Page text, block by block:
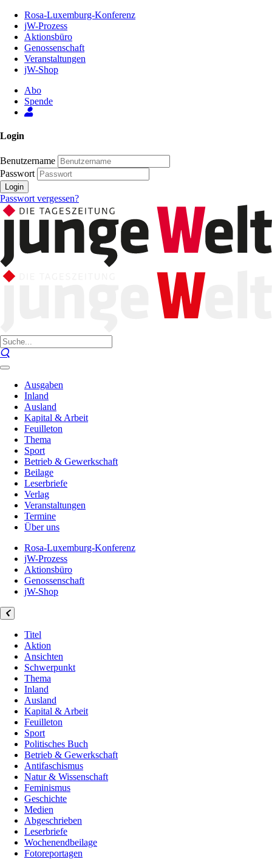
Inhalt
Seite
Rosa-Luxemburg-Konferenz
jW-Prozess
Aktionsbüro
Genossenschaft
Veranstaltungen
jW-Shop
Abo
Spende
Login
Benutzername
Passwort
Login
Passwort vergessen?
Ausgaben
Inland
Ausland
Kapital & Arbeit
Feuilleton
Thema
Sport
Betrieb & Gewerkschaft
Beilage
Leserbriefe
Verlag
Veranstaltungen
Termine
Über uns
Rosa-Luxemburg-Konferenz
jW-Prozess
Aktionsbüro
Genossenschaft
jW-Shop
Titel
Aktion
Ansichten
Schwerpunkt
Thema
Inland
Ausland
Kapital & Arbeit
Feuilleton
Sport
Politisches Buch
Betrieb & Gewerkschaft
Antifaschismus
Natur & Wissenschaft
Feminismus
Geschichte
Medien
Abgeschrieben
Leserbriefe
Wochenendbeilage
Fotoreportagen